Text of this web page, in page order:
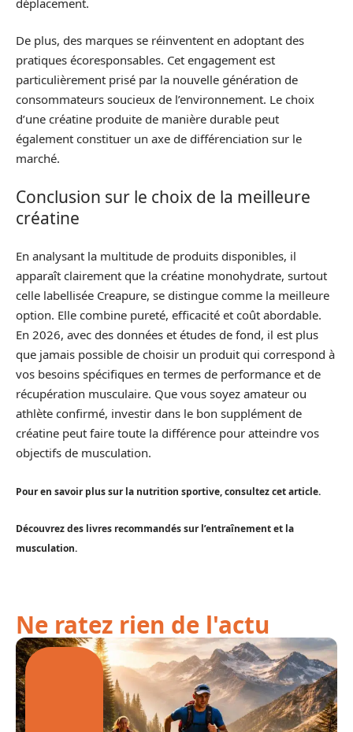
De plus, des marques se réinventent en adoptant des
pratiques écoresponsables. Cet engagement est
particulièrement prisé par la nouvelle génération de
consommateurs soucieux de l’environnement. Le choix
d’une créatine produite de manière durable peut
également constituer un axe de différenciation sur le
marché.
Conclusion sur le choix de la meilleure
créatine
En analysant la multitude de produits disponibles, il
apparaît clairement que la créatine monohydrate, surtout
celle labellisée Creapure, se distingue comme la meilleure
option. Elle combine pureté, efficacité et coût abordable.
En 2026, avec des données et études de fond, il est plus
que jamais possible de choisir un produit qui correspond à
vos besoins spécifiques en termes de performance et de
récupération musculaire. Que vous soyez amateur ou
athlète confirmé, investir dans le bon supplément de
créatine peut faire toute la différence pour atteindre vos
objectifs de musculation.
Pour en savoir plus sur la nutrition sportive, consultez cet article.
Découvrez des livres recommandés sur l’entraînement et la
musculation.
Ne ratez rien de l'actu